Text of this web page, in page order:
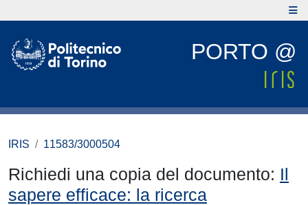
PORTO @
IRIS 11583/3000504
Richiedi una copia del documento: Il
sapere efficace: la ricerca